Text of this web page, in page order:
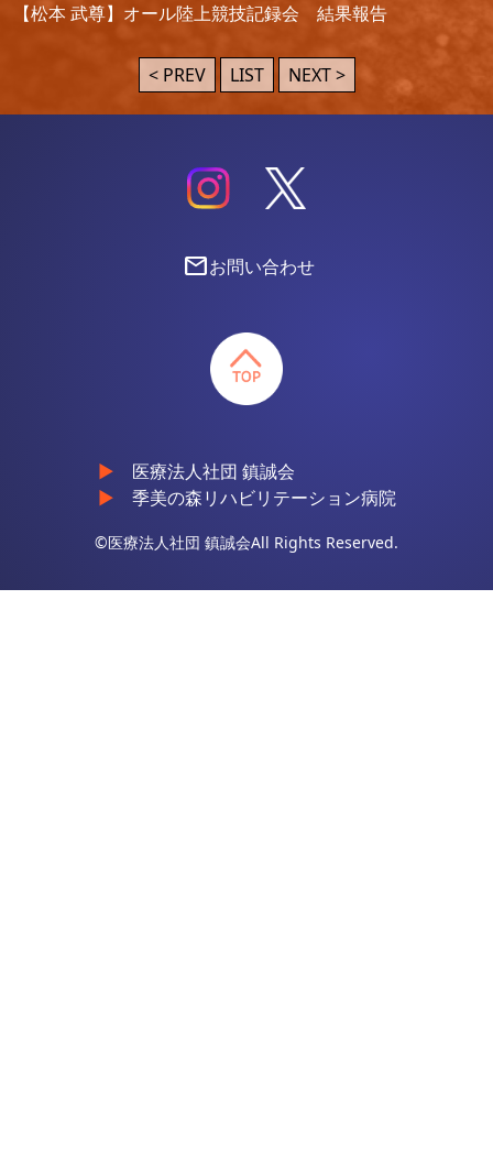
【松本 武尊】オール陸上競技記録会 結果報告
< PREV LIST NEXT >
mailお問い合わせ
医療法人社団 鎮誠会
季美の森リハビリテーション病院
©医療法人社団 鎮誠会All Rights Reserved.